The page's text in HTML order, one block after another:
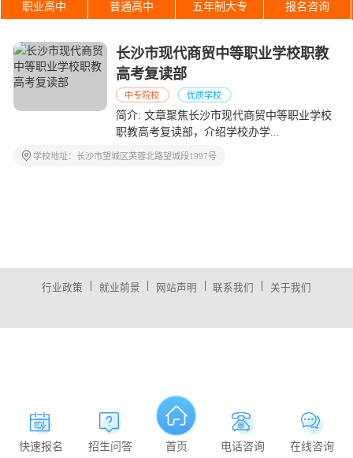
职业高中 普通高中 五年制大专 报名咨询
长沙市现代商贸中等职业学校职教
高考复读部
中专院校 优质学校
简介: 文章聚焦长沙市现代商贸中等职业学校
职教高考复读部，介绍学校办学...
学校地址：长沙市望城区芙蓉北路望城段1997号
行业政策 就业前景 网站声明 联系我们 关于我们
快速报名 招生问答 首页 电话咨询 在线咨询